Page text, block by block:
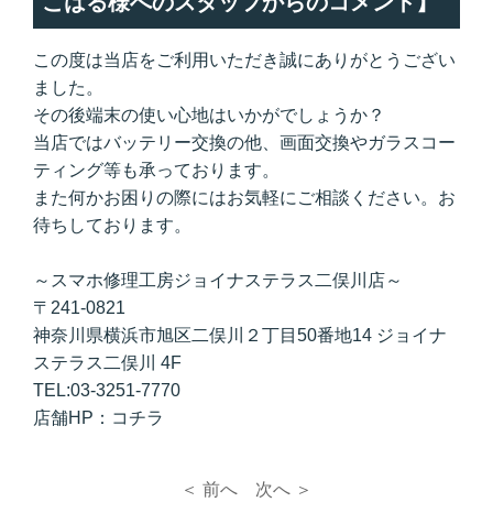
この度は当店をご利用いただき誠にありがとうござい
ました。
その後端末の使い心地はいかがでしょうか？
当店ではバッテリー交換の他、画面交換やガラスコー
ティング等も承っております。
また何かお困りの際にはお気軽にご相談ください。お
待ちしております。
～スマホ修理工房ジョイナステラス二俣川店～
〒241-0821
神奈川県横浜市旭区二俣川２丁目50番地14 ジョイナ
ステラス二俣川 4F
TEL:03-3251-7770
店舗HP： コチラ
＜ 前へ 次へ ＞